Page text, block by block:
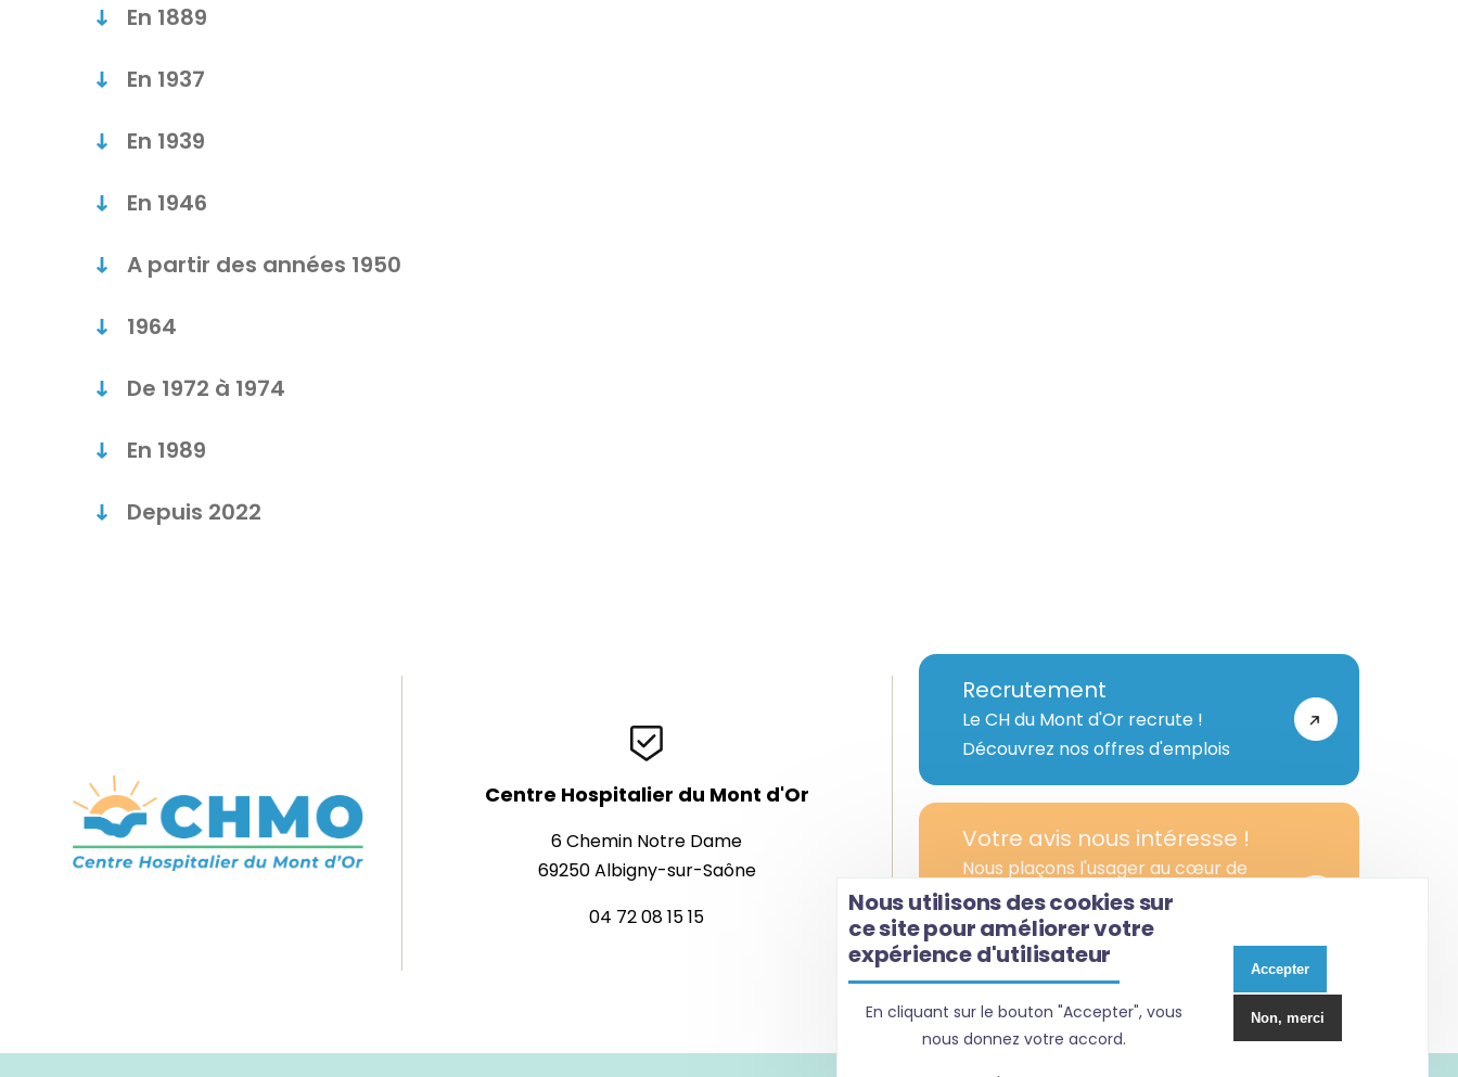
En 1889
En 1937
En 1939
En 1946
A partir des années 1950
1964
De 1972 à 1974
En 1989
Depuis 2022
Centre Hospitalier du Mont d'Or
6 Chemin Notre Dame
69250 Albigny-sur-Saône
04 72 08 15 15
Recrutement
Le CH du Mont d'Or recrute !
Découvrez nos offres d'emplois
Votre avis nous intéresse !
Nous plaçons l'usager au cœur de
notre démarche d’amélioration
continue de la qualité de notre
établissement.
Nous utilisons des cookies sur
ce site pour améliorer votre
expérience d'utilisateur
En cliquant sur le bouton "Accepter", vous
nous donnez votre accord.
Accepter
Non, merci